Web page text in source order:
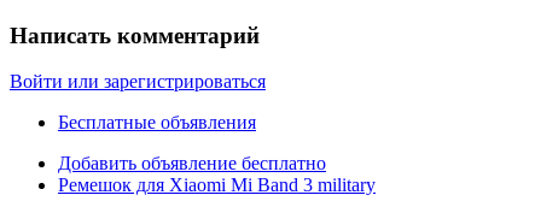
Написать комментарий
Войти или зарегистрироваться
Бесплатные объявления
Добавить объявление бесплатно
Ремешок для Xiaomi Mi Band 3 military